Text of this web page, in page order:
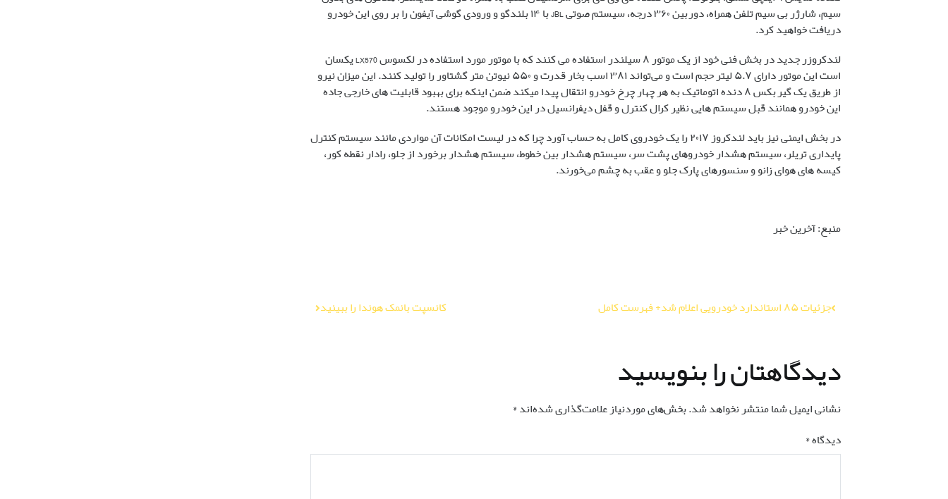
سیم، شارژر بی سیم تلفن همراه، دوربین ۳۶۰ درجه، سیستم صوتی JBL با ۱۴ بلندگو و ورودی گوشی آیفون را بر روی این خودرو
دریافت خواهید کرد.
لندکروزر جدید در بخش فنی خود از یک موتور ۸ سیلندر استفاده می کنند که با موتور مورد استفاده در لکسوس LX570 یکسان
است این موتور دارای ۵.۷ لیتر حجم است و می‌تواند ۳۸۱ اسب بخار قدرت و ۵۵۰ نیوتن متر گشتاور را تولید کنند. این میزان نیرو
از طریق یک گیربکس ۸ دنده اتوماتیک به هر چهار چرخ خودرو انتقال پیدا میکند ضمن اینکه برای بهبود قابلیت های خارجی جاده
این خودرو همانند قبل سیستم هایی نظیر کرال کنترل و قفل دیفرانسیل در این خودرو موجود هستند.
در بخش ایمنی نیز باید لندکروز ۲۰۱۷ را یک خودروی کامل به حساب آورد چرا که در لیست امکانات آن مواردی مانند سیستم کنترل
پایداری تریلر، سیستم هشدار خودروهای پشت سر، سیستم هشدار بین خطوط، سیستم هشدار برخورد از جلو، رادار نقطه کور،
کیسه های هوای زانو و سنسورهای پارک جلو و عقب به چشم می‌خورند.
منبع: آخرین خبر
راهبری
جزئیات ۸۵ استاندارد خودرویی اعلام شد+ فهرست کامل کانسپت بانمک هوندا را ببینید
دیدگاهتان را بنویسید
نشانی ایمیل شما منتشر نخواهد شد.بخش‌های موردنیاز علامت‌گذاری شده‌اند*
دیدگاه*